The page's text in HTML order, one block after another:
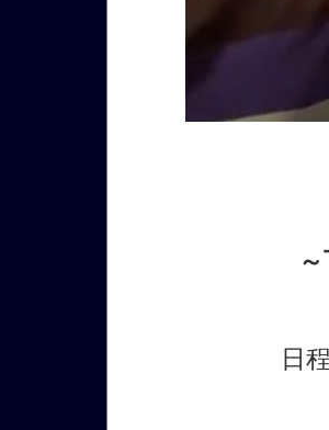
日